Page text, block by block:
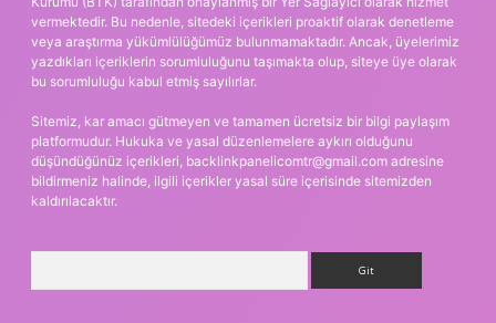
vermektedir. Bu nedenle, sitedeki içerikleri proaktif olarak denetleme
veya araştırma yükümlülüğümüz bulunmamaktadır. Ancak, üyelerimiz
yazdıkları içeriklerin sorumluluğunu taşımakta olup, siteye üye olarak
bu sorumluluğu kabul etmiş sayılırlar.
Sitemiz, kar amacı gütmeyen ve tamamen ücretsiz bir bilgi paylaşım
platformudur. Hukuka ve yasal düzenlemelere aykırı olduğunu
düşündüğünüz içerikleri, backlinkpanelicomtr@gmail.com adresine
bildirmeniz halinde, ilgili içerikler yasal süre içerisinde sitemizden
kaldırılacaktır.